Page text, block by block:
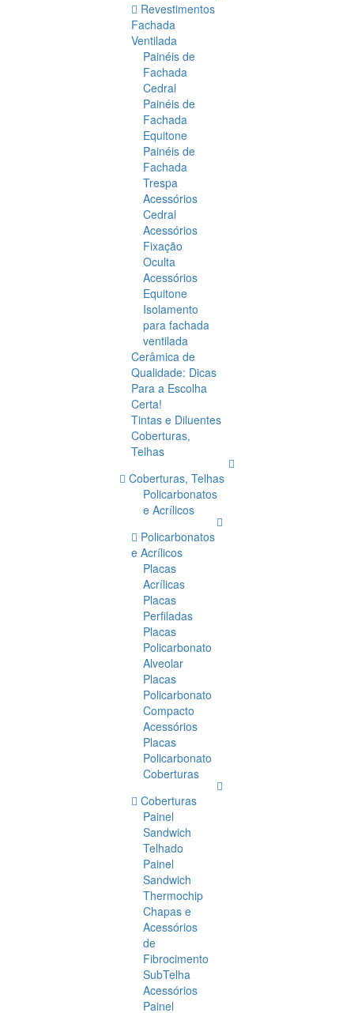
Revestimentos
Fachada
Ventilada
Painéis de
Fachada
Cedral
Painéis de
Fachada
Equitone
Painéis de
Fachada
Trespa
Acessórios
Cedral
Acessórios
Fixação
Oculta
Acessórios
Equitone
Isolamento
para fachada
ventilada
Cerâmica de
Qualidade: Dicas
Para a Escolha
Certa!
Tintas e Diluentes
Coberturas,
Telhas
Coberturas, Telhas
Policarbonatos
e Acrílicos
Policarbonatos
e Acrílicos
Placas
Acrílicas
Placas
Perfiladas
Placas
Policarbonato
Alveolar
Placas
Policarbonato
Compacto
Acessórios
Placas
Policarbonato
Coberturas
Coberturas
Painel
Sandwich
Telhado
Painel
Sandwich
Thermochip
Chapas e
Acessórios
de
Fibrocimento
SubTelha
Acessórios
Painel